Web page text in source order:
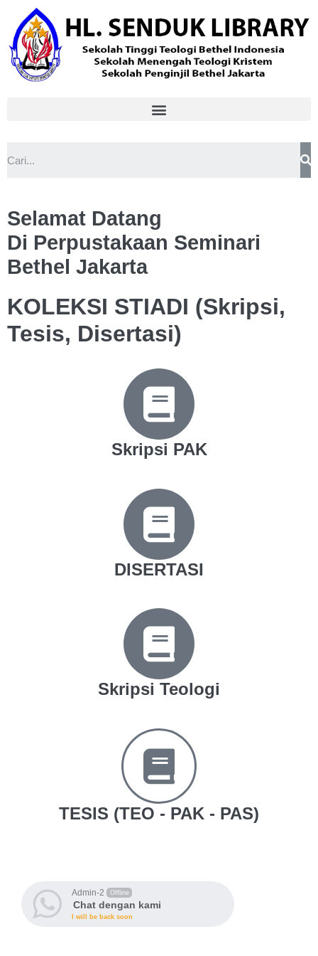
Selamat Datang
Di Perpustakaan Seminari
Bethel Jakarta
KOLEKSI STIADI (Skripsi,
Tesis, Disertasi)
Skripsi PAK
DISERTASI
Skripsi Teologi
TESIS (TEO - PAK - PAS)
Admin-2 Offline
Chat dengan kami
I will be back soon